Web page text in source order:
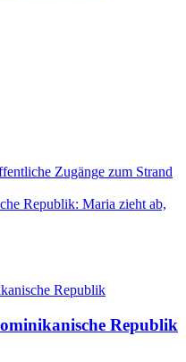
Zugänge zum Strand
Republik: Maria zieht ab,
Republik